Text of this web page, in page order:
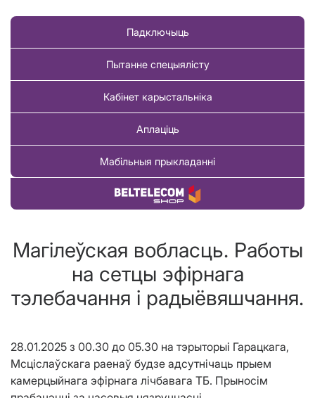
Падключыць
Пытанне спецыялісту
Кабінет карыстальніка
Аплаціць
Мабільныя прыкладанні
Купіць тавар
Магiлеўская вобласць. Работы
на сетцы эфірнага
тэлебачання і радыёвяшчання.
28.01.2025 з 00.30 до 05.30 на тэрыторыі Гарацкага,
Мсціслаўскага раенаў будзе адсутнічаць прыем
камерцыйнага эфірнага лічбавага ТБ. Прыносім